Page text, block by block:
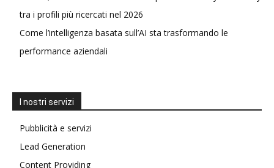
tra i profili più ricercati nel 2026
Come l’intelligenza basata sull’AI sta trasformando le
performance aziendali
I nostri servizi
Pubblicità e servizi
Lead Generation
Content Providing